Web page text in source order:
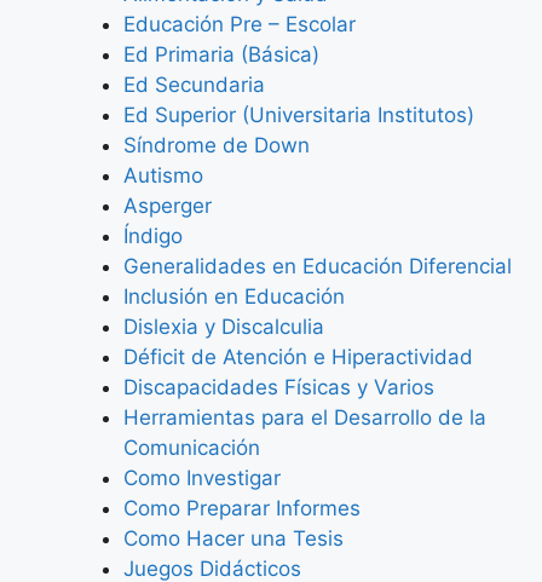
Educación Pre – Escolar
Ed Primaria (Básica)
Ed Secundaria
Ed Superior (Universitaria Institutos)
Síndrome de Down
Autismo
Asperger
Índigo
Generalidades en Educación Diferencial
Inclusión en Educación
Dislexia y Discalculia
Déficit de Atención e Hiperactividad
Discapacidades Físicas y Varios
Herramientas para el Desarrollo de la
Comunicación
Como Investigar
Como Preparar Informes
Como Hacer una Tesis
Juegos Didácticos